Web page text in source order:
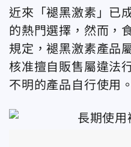
近來「褪黑激素」已
的熱門選擇，然而，
規定，褪黑激素產品
核准擅自販售屬違法
不明的產品自行使用。